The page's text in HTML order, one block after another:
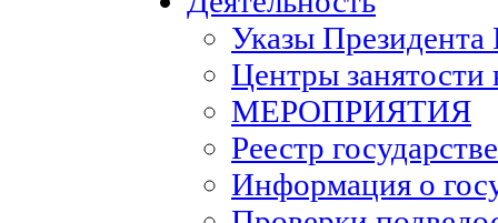
Указы
Центры занятости
МЕРОПРИЯТИЯ
Реестр
Информация о